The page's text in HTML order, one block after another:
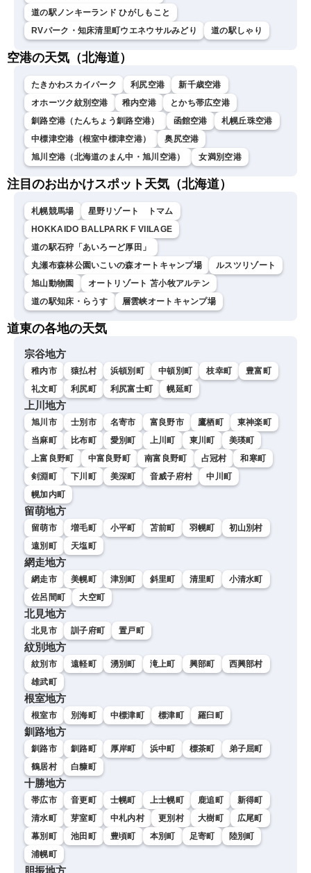
道の駅ノンキーランド ひがしもこと
RVパーク・知床清里町ウエネウサルみどり
道の駅しゃり
空港の天気（北海道）
たきかわスカイパーク 利尻空港
新千歳空港
オホーツク紋別空港
稚内空港
とかち帯広空港
釧路空港（たんちょう釧路空港）
函館空港
札幌丘珠空港
中標津空港（根室中標津空港）
奥尻空港
旭川空港（北海道のまん中・旭川空港）
女満別空港
注目のお出かけスポット天気（北海道）
札幌競馬場
星野リゾート トマム
HOKKAIDO BALLPARK F VIILAGE
道の駅石狩「あいろーど厚田」
丸瀬布森林公園いこいの森オートキャンプ場
ルスツリゾート
旭山動物園
オートリゾート 苫小牧アルテン
道の駅知床・らうす
層雲峡オートキャンプ場
道東の各地の天気
宗谷地方
稚内市 猿払村 浜頓別町 中頓別町 枝幸町
豊富町
礼文町
利尻町 利尻富士町 幌延町
上川地方
旭川市 士別市 名寄市 富良野市 鷹栖町
東神楽町
当麻町
比布町 愛別町 上川町 東川町
美瑛町
上富良野町
中富良野町 南富良野町 占冠村
和寒町
剣淵町
下川町 美深町 音威子府村
中川町
幌加内町
留萌地方
留萌市 増毛町 小平町 苫前町 羽幌町
初山別村
遠別町
天塩町
網走地方
網走市 美幌町 津別町 斜里町 清里町
小清水町
佐呂間町
大空町
北見地方
北見市 訓子府町 置戸町
紋別地方
紋別市 遠軽町 湧別町 滝上町 興部町
西興部村
雄武町
根室地方
根室市 別海町 中標津町 標津町 羅臼町
釧路地方
釧路市 釧路町 厚岸町 浜中町 標茶町
弟子屈町
鶴居村
白糠町
十勝地方
帯広市 音更町 士幌町 上士幌町 鹿追町
新得町
清水町
芽室町 中札内村 更別村 大樹町
広尾町
幕別町
池田町 豊頃町 本別町 足寄町
陸別町
浦幌町
胆振地方